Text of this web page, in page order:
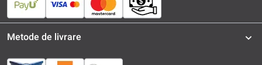
Metode de livrare